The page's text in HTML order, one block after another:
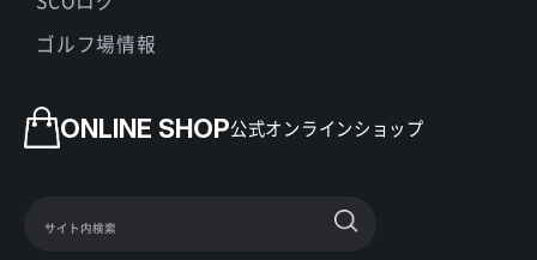
ONLINE SHOP公式オンラインショップ
ゴルフ場情報